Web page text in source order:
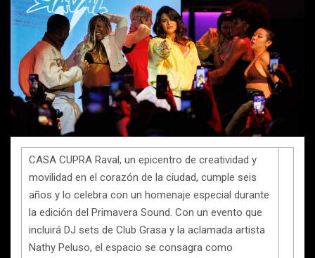
CASA CUPRA Raval, un epicentro de creatividad y
movilidad en el corazón de la ciudad, cumple seis
años y lo celebra con un homenaje especial durante
la edición del Primavera Sound. Con un evento que
incluirá DJ sets de Club Grasa y la aclamada artista
Nathy Peluso, el espacio se consagra como